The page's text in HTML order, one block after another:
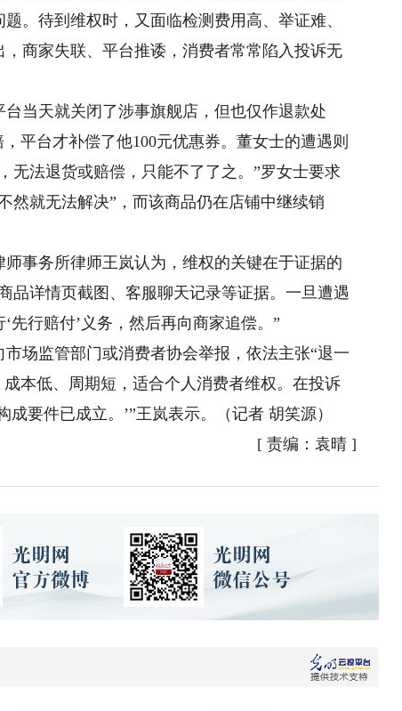
。待到维权时，又面临检测费用高、举证难、
商家失联、平台推诿，消费者常常陷入投诉无
当天就关闭了涉事旗舰店，但也仅作退款处
平台才补偿了他100元优惠券。董女士的遭遇则
无法退货或赔偿，只能不了了之。”罗女士要求
然就无法解决”，而该商品仍在店铺中继续销
务所律师王岚认为，维权的关键在于证据的
品详情页截图、客服聊天记录等证据。一旦遭遇
先行赔付’义务，然后再向商家追偿。”
监管部门或消费者协会举报，依法主张“退一
本低、周期短，适合个人消费者维权。在投诉
要件已成立。’”王岚表示。（记者 胡笑源）
[ 责编：袁晴 ]